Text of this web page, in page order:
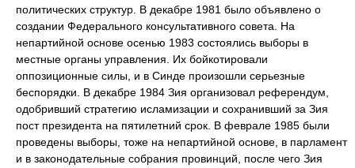
политических структур. В декабре 1981 было объявлено о
создании Федерального консультативного совета. На
непартийной основе осенью 1983 состоялись выборы в
местные органы управления. Их бойкотировали
оппозиционные силы, и в Синде произошли серьезные
беспорядки. В декабре 1984 Зия организовал референдум,
одобривший стратегию исламизации и сохранивший за Зия
пост президента на пятилетний срок. В феврале 1985 были
проведены выборы, тоже на непартийной основе, в парламент
и в законодательные собрания провинций, после чего Зия